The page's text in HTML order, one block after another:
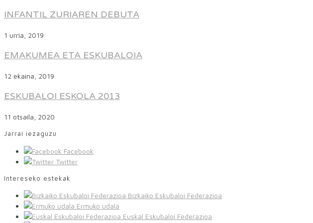
INFANTIL ZURIAREN DEBUTA
1 urria, 2019
EMAKUMEA ETA ESKUBALOIA
12 ekaina, 2019
ESKUBALOI ESKOLA 2013
11 otsaila, 2020
Jarrai iezaguzu
Facebook
Twitter
Intereseko estekak
Bizkaiko Eskubaloi Federazioa
Ermuko udala
Euskal Eskubaloi Federazioa